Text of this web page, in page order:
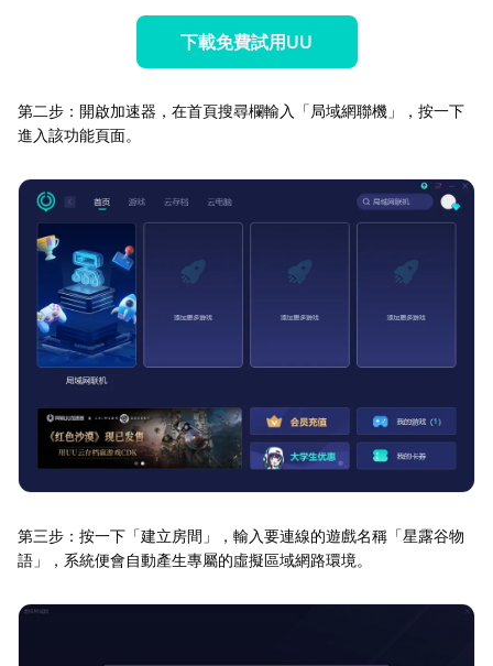
下載免費試用UU
第二步：開啟加速器，在首頁搜尋欄輸入「局域網聯機」，按一下
進入該功能頁面。
第三步：按一下「建立房間」，輸入要連線的遊戲名稱「星露谷物
語」，系統便會自動產生專屬的虛擬區域網路環境。